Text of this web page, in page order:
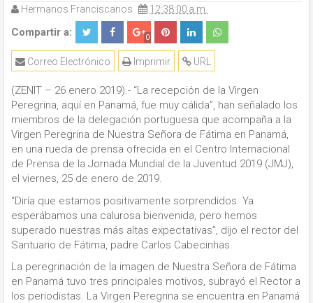
Hermanos Franciscanos 12:38:00 a.m.
Compartir a: 0
URL
Imprimir
Correo Electrónico
(ZENIT – 26 enero 2019).- “La recepción de la Virgen
Peregrina, aquí en Panamá, fue muy cálida”, han señalado los
miembros de la delegación portuguesa que acompaña a la
Virgen Peregrina de Nuestra Señora de Fátima en Panamá,
en una rueda de prensa ofrecida en el Centro Internacional
de Prensa de la Jornada Mundial de la Juventud 2019 (JMJ),
el viernes, 25 de enero de 2019.
“Diría que estamos positivamente sorprendidos. Ya
esperábamos una calurosa bienvenida, pero hemos
superado nuestras más altas expectativas”, dijo el rector del
Santuario de Fátima, padre Carlos Cabecinhas.
La peregrinación de la imagen de Nuestra Señora de Fátima
en Panamá tuvo tres principales motivos, subrayó el Rector a
los periodistas. La Virgen Peregrina se encuentra en Panamá